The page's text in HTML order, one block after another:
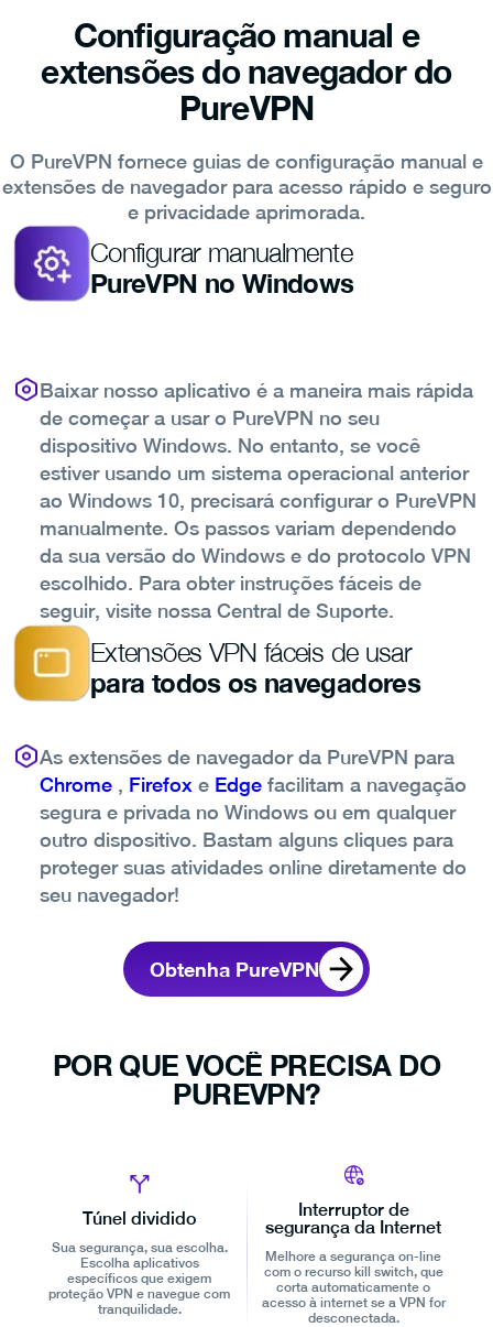
Configuração manual e
extensões do navegador do
PureVPN
O PureVPN fornece guias de configuração manual e
extensões de navegador para acesso rápido e seguro
e privacidade aprimorada.
Configurar manualmente
PureVPN no Windows
Baixar nosso aplicativo é a maneira mais rápida
de começar a usar o PureVPN no seu
dispositivo Windows. No entanto, se você
estiver usando um sistema operacional anterior
ao Windows 10, precisará configurar o PureVPN
manualmente. Os passos variam dependendo
da sua versão do Windows e do protocolo VPN
escolhido. Para obter instruções fáceis de
seguir, visite nossa Central de Suporte.
Extensões VPN fáceis de usar
para todos os navegadores
As extensões de navegador da PureVPN para
Chrome , Firefox e Edge facilitam a navegação
segura e privada no Windows ou em qualquer
outro dispositivo. Bastam alguns cliques para
proteger suas atividades online diretamente do
seu navegador!
Obtenha PureVPN
POR QUE VOCÊ PRECISA DO
PUREVPN?
Túnel dividido
Sua segurança, sua escolha.
Escolha aplicativos
específicos que exigem
proteção VPN e navegue com
tranquilidade.
Interruptor de
segurança da Internet
Melhore a segurança on-line
com o recurso kill switch, que
corta automaticamente o
acesso à internet se a VPN for
desconectada.